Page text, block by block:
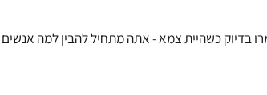
כשהיית צמא - אתה מתחיל להבין למה אנשים